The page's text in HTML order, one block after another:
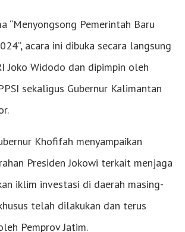
“Menyongsong Pemerintah Baru
acara ini dibuka secara langsung
Joko Widodo dan dipimpin oleh
sekaligus Gubernur Kalimantan
Khofifah menyampaikan
Presiden Jokowi terkait menjaga
iklim investasi di daerah masing-
telah dilakukan dan terus
Pemprov Jatim.